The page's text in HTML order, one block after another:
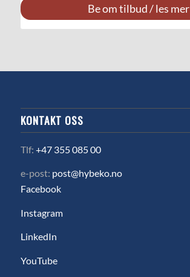
Be om tilbud / les mer
KONTAKT OSS
Tlf: +47 355 085 00
e-post: post@hybeko.no
Facebook
Instagram
LinkedIn
YouTube